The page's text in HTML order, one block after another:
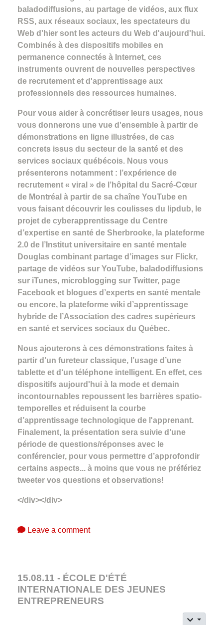
baladodiffusions, au partage de vidéos, aux flux
RSS, aux réseaux sociaux, les spectateurs du
Web d'hier sont les acteurs du Web d'aujourd'hui.
Combinés à des dispositifs mobiles en
permanence connectés à Internet, ces
instruments ouvrent de nouvelles perspectives
de recrutement et d'apprentissage aux
professionnels des ressources humaines.
Pour vous aider à concrétiser leurs usages, nous
vous donnerons une vue d'ensemble à partir de
démonstrations en ligne illustrées, de cas
concrets issus du secteur de la santé et des
services sociaux québécois. Nous vous
présenterons notamment : l’expérience de
recrutement « viral » de l’hôpital du Sacré-Cœur
de Montréal à partir de sa chaîne YouTube en
vous faisant découvrir les coulisses du lipdub, le
projet de cyberapprentissage du Centre
d’expertise en santé de Sherbrooke, la plateforme
2.0 de l’Institut universitaire en santé mentale
Douglas combinant partage d’images sur Flickr,
partage de vidéos sur YouTube, baladodiffusions
sur iTunes, microblogging sur Twitter, page
Facebook et blogues d’experts en santé mentale
ou encore, la plateforme wiki d’apprentissage
hybride de l’Association des cadres supérieurs
en santé et services sociaux du Québec.
Nous ajouterons à ces démonstrations faites à
partir d’un fureteur classique, l’usage d’une
tablette et d‘un téléphone intelligent. En effet, ces
dispositifs aujourd'hui à la mode et demain
incontournables repoussent les barrières spatio-
temporelles et réduisent la courbe
d’apprentissage technologique de l'apprenant.
Finalement, la présentation sera suivie d’une
période de questions/réponses avec le
conférencier, pour vous permettre d’approfondir
certains aspects... à moins que vous ne préfériez
tweeter vos questions et observations!
</div></div>
Leave a comment
15.08.11 - ÉCOLE D'ÉTÉ
INTERNATIONALE DES JEUNES
ENTREPRENEURS